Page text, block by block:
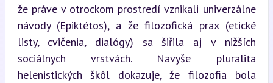
že práve v otrockom prostredí vznikali univerzálne
návody (Epiktétos), a že filozofická prax (etické
listy, cvičenia, dialógy) sa šiřila aj v nižších
sociálnych vrstvách. Navyše pluralita
helenistických škôl dokazuje, že filozofia bola